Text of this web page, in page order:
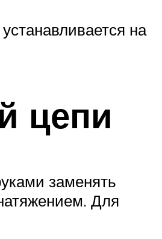
на
цепи
заменять
Для